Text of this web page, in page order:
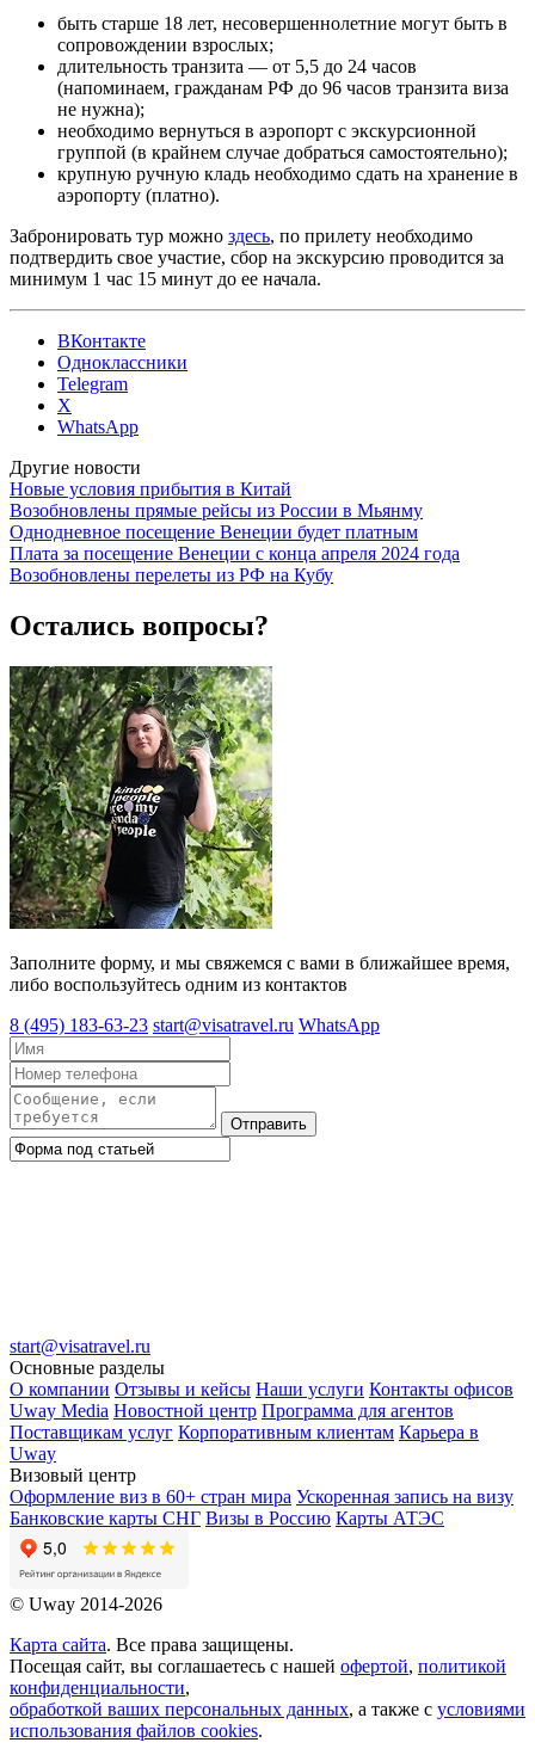
быть старше 18 лет, несовершеннолетние могут быть в
сопровождении взрослых;
длительность транзита — от 5,5 до 24 часов
(напоминаем, гражданам РФ до 96 часов транзита виза
не нужна);
необходимо вернуться в аэропорт с экскурсионной
группой (в крайнем случае добраться самостоятельно);
крупную ручную кладь необходимо сдать на хранение в
аэропорту (платно).
Забронировать тур можно здесь, по прилету необходимо
подтвердить свое участие, сбор на экскурсию проводится за
минимум 1 час 15 минут до ее начала.
ВКонтакте
Одноклассники
Telegram
X
WhatsApp
Другие новости
Новые условия прибытия в Китай
Возобновлены прямые рейсы из России в Мьянму
Однодневное посещение Венеции будет платным
Плата за посещение Венеции с конца апреля 2024 года
Возобновлены перелеты из РФ на Кубу
Остались вопросы?
Заполните форму, и мы свяжемся с вами в ближайшее время,
либо воспользуйтесь одним из контактов
8 (495) 183-63-23 start@visatravel.ru WhatsApp
Отправить
start@visatravel.ru
Основные разделы
О компании Отзывы и кейсы Наши услуги Контакты офисов
Uway Media Новостной центр Программа для агентов
Поставщикам услуг Корпоративным клиентам Карьера в
Uway
Визовый центр
Оформление виз в 60+ стран мира Ускоренная запись на визу
Банковские карты СНГ Визы в Россию Карты АТЭС
© Uway 2014-2026
Карта сайта. Все права защищены.
Посещая сайт, вы соглашаетесь с нашей офертой, политикой
конфиденциальности,
обработкой ваших персональных данных, а также с условиями
использования файлов cookies.